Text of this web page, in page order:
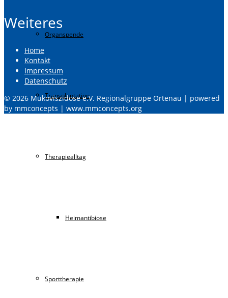
Organspende
Transplantation
Therapiealltag
Heimantibiose
Sporttherapie
Weiteres
Home
Kontakt
Impressum
Datenschutz
© 2026 Mukoviszidose e.V. Regionalgruppe Ortenau | powered
by mmconcepts | www.mmconcepts.org